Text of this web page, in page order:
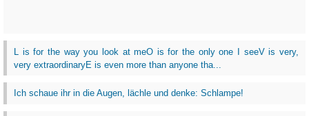
L is for the way you look at meO is for the only one I seeV is very,
very extraordinaryE is even more than anyone tha...
Ich schaue ihr in die Augen, lächle und denke: Schlampe!